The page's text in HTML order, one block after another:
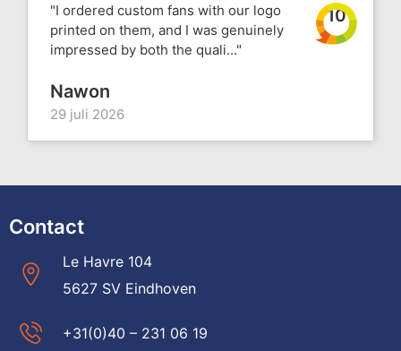
"I ordered custom fans with our logo
printed on them, and I was genuinely
impressed by both the quali..."
10
Nawon
29 juli 2026
Contact
Le Havre 104
5627 SV Eindhoven
+31(0)40 – 231 06 19